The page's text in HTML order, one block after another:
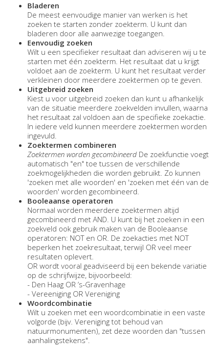
Bladeren
De meest eenvoudige manier van werken is het
zoeken te starten zonder zoekterm. U kunt dan
bladeren door alle aanwezige toegangen.
Eenvoudig zoeken
Wilt u een specifieker resultaat dan adviseren wij u te
starten met één zoekterm. Het resultaat dat u krijgt
voldoet aan de zoekterm. U kunt het resultaat verder
verkleinen door meerdere zoektermen op te geven.
Uitgebreid zoeken
Kiest u voor uitgebreid zoeken dan kunt u afhankelijk
van de situatie meerdere zoekvelden invullen, waarna
het resultaat zal voldoen aan de specifieke zoekactie.
In iedere veld kunnen meerdere zoektermen worden
ingevuld.
Zoektermen combineren
Zoektermen worden gecombineerd De zoekfunctie voegt
automatisch "en" toe tussen de verschillende
zoekmogelijkheden die worden gebruikt. Zo kunnen
'zoeken met alle woorden' en 'zoeken met één van de
woorden' worden gecombineerd.
Booleaanse operatoren
Normaal worden meerdere zoektermen altijd
gecombineerd met AND. U kunt bij het zoeken in een
zoekveld ook gebruik maken van de Booleaanse
operatoren: NOT en OR. De zoekacties met NOT
beperken het zoekresultaat, terwijl OR veel meer
resultaten oplevert.
OR wordt vooral geadviseerd bij een bekende variatie
op de schrijfwijze, bijvoorbeeld:
- Den Haag OR ’s-Gravenhage
- Vereeniging OR Vereniging
Woordcombinatie
Wilt u zoeken met een woordcombinatie in een vaste
volgorde (bijv. Vereniging tot behoud van
natuurmonumenten), zet deze woorden dan "tussen
aanhalingstekens".